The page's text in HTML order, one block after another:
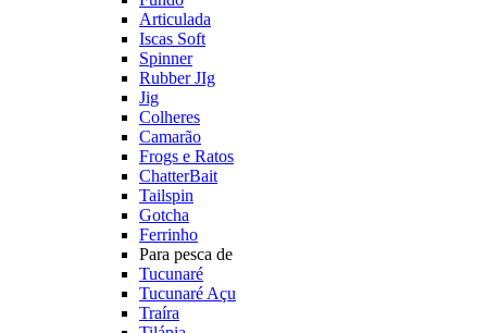
Articulada
Iscas Soft
Spinner
Rubber JIg
Jig
Colheres
Camarão
Frogs e Ratos
ChatterBait
Tailspin
Gotcha
Ferrinho
Para pesca de
Tucunaré
Tucunaré Açu
Traíra